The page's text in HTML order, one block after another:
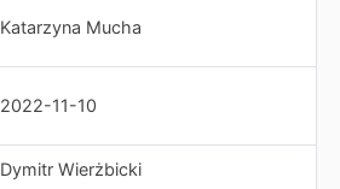
Katarzyna Mucha
2022-11-10
Dymitr Wierżbicki